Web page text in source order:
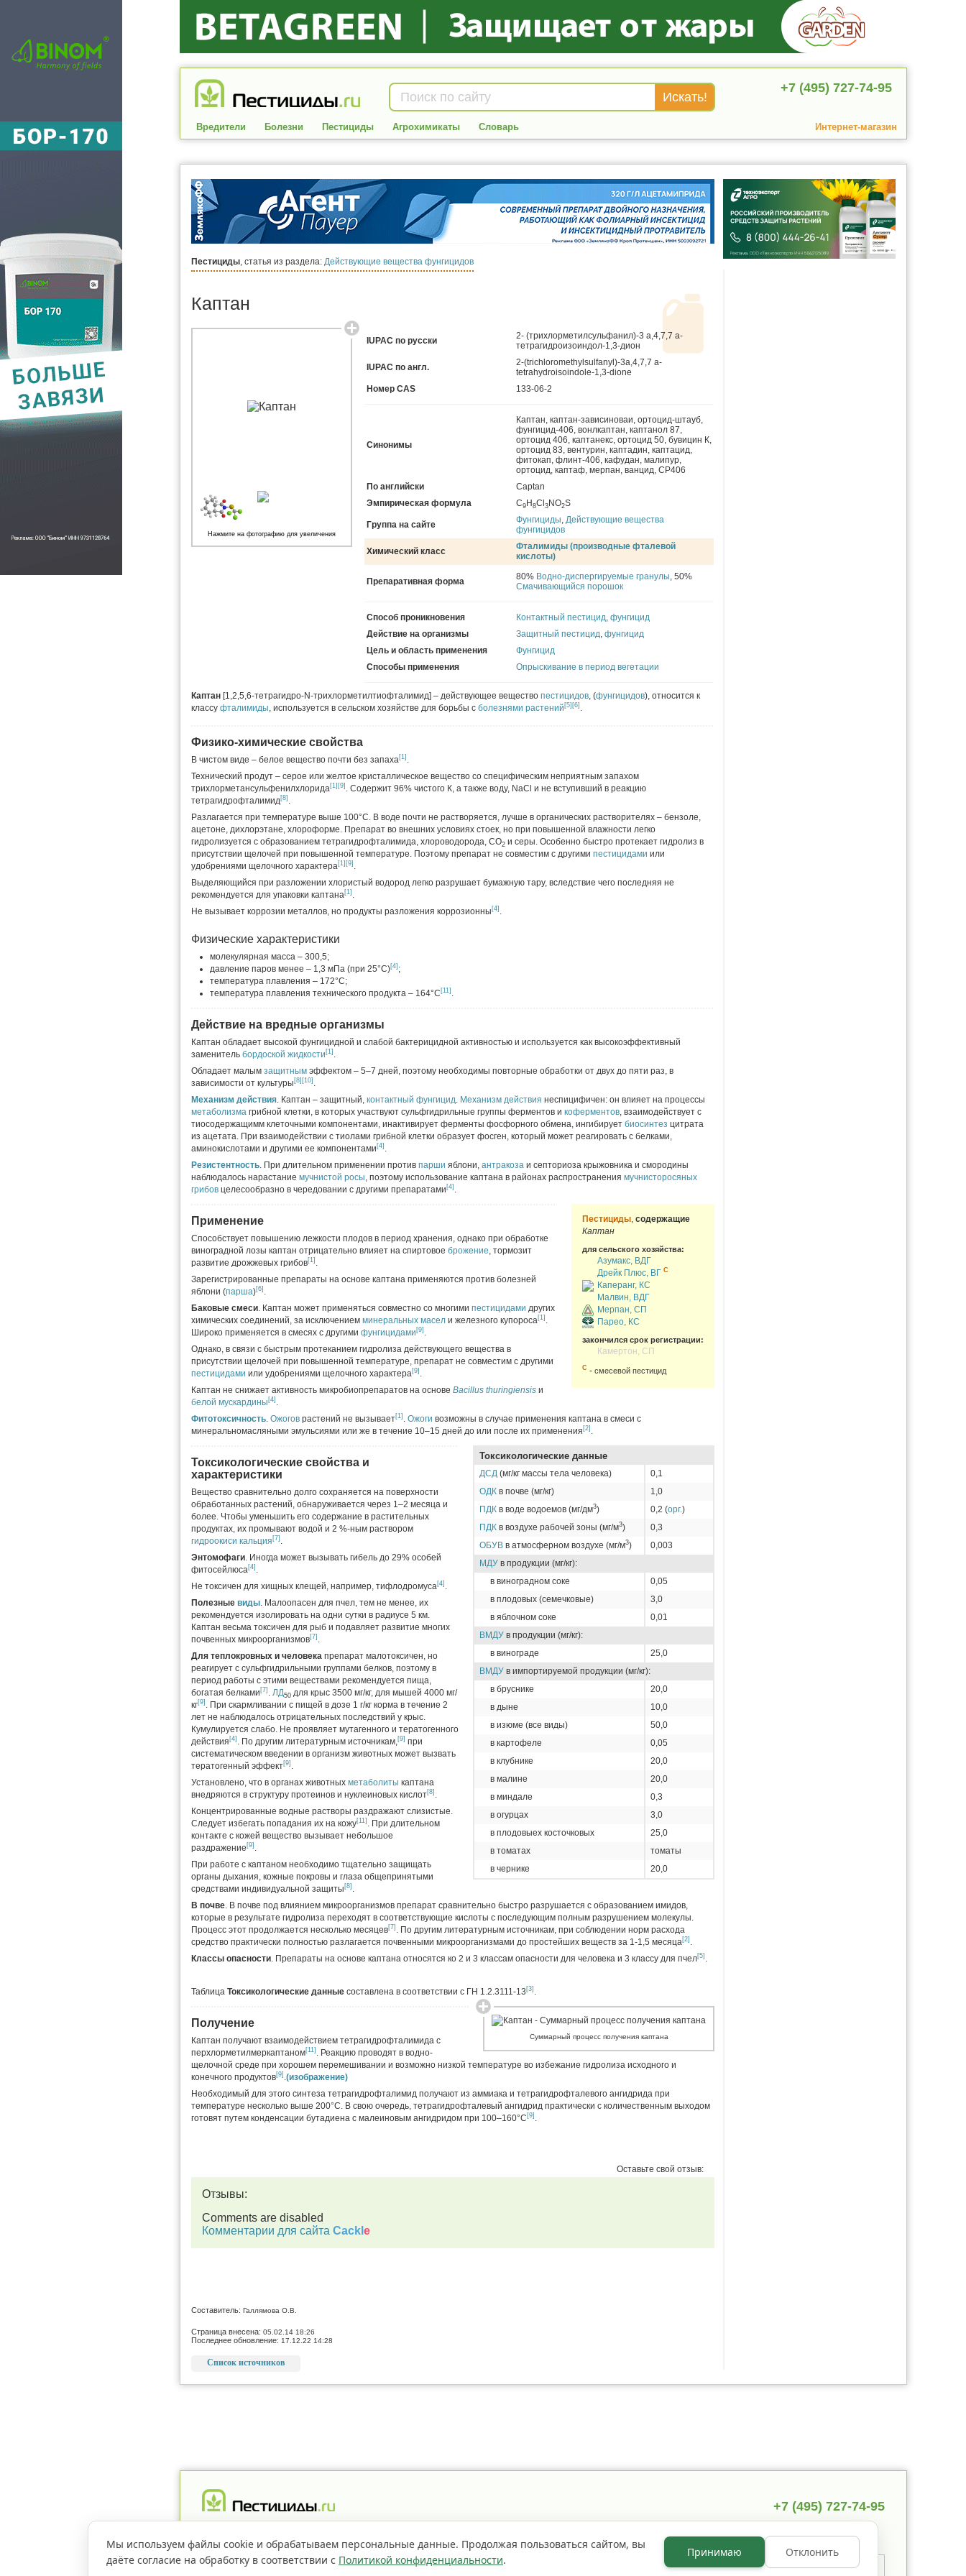
+7 (495) 727-74-95
Вредители Болезни Пестициды Агрохимикаты Словарь Интернет-магазин
Пестициды, статья из раздела: Действующие вещества фунгицидов
Каптан
IUPAC по русски
2- (трихлорметилсульфанил)-3 a,4,7,7 a-
тетрагидроизоиндол-1,3-дион
IUPAC по англ.
2-(trichloromethylsulfanyl)-3a,4,7,7 a-
tetrahydroisoindole-1,3-dione
Номер CAS
133-06-2
Синонимы
Каптан, каптан-зависиноваи, ортоцид-штауб,
фунгицид-406, вонлкаптан, каптанол 87,
ортоцид 406, каптанекс, ортоцид 50, бувицин К,
ортоцид 83, вентурин, каптадин, каптацид,
фитокап, флинт-406, кафудан, малипур,
ортоцид, каптаф, мерпан, ванцид, СР406
По английски
Captan
Эмпирическая формула
С9 Н 8Cl 3 NО2S
Группа на сайте Фунгициды, Действующие вещества
фунгицидов
Химический класс
Фталимиды (производные фталевой
кислоты)
Препаративная форма 80% Водно-диспергируемые гранулы, 50%
Смачивающийся порошок
Способ проникновения Контактный пестицид, фунгицид
Действие на организмы
Защитный пестицид, фунгицид
Цель и область применения
Фунгицид
Способы применения
Опрыскивание в период вегетации
Нажмите на фотографию для увеличения
Каптан [1,2,5,6-тетрагидро-N-трихлорметилтиофталимид] – действующее вещество пестицидов, (фунгицидов), относится к
классу фталимиды, используется в сельском хозяйстве для борьбы с болезнями растений [5] [6] .
Физико-химические свойства
В чистом виде – белое вещество почти без запаха[1] .
Технический продут – серое или желтое кристаллическое вещество со специфическим неприятным запахом
трихлорметансульфенилхлорида[1] [9] . Содержит 96% чистого К, а также воду, NaCl и не вступивший в реакцию
тетрагидрофталимид[8] .
Разлагается при температуре выше 100°C. В воде почти не растворяется, лучше в органических растворителях – бензоле,
ацетоне, дихлорэтане, хлороформе. Препарат во внешних условиях стоек, но при повышенной влажности легко
гидролизуется с образованием тетрагидрофталимида, хлороводорода, CO2 и серы. Особенно быстро протекает гидролиз в
присутствии щелочей при повышенной температуре. Поэтому препарат не совместим с другими пестицидами или
удобрениями щелочного характера[1] [9] .
Выделяющийся при разложении хлористый водород легко разрушает бумажную тару, вследствие чего последняя не
рекомендуется для упаковки каптана[1] .
Не вызывает коррозии металлов, но продукты разложения коррозионны [4] .
Физические характеристики
молекулярная масса – 300,5;
давление паров менее – 1,3 мПа (при 25°C)[4] ;
температура плавления – 172°C;
температура плавления технического продукта – 164°C [11] .
Действие на вредные организмы
Каптан обладает высокой фунгицидной и слабой бактерицидной активностью и используется как высокоэффективный
заменитель бордоской жидкости [1] .
Обладает малым защитным эффектом – 5–7 дней, поэтому необходимы повторные обработки от двух до пяти раз, в
зависимости от культуры [8] [10] .
Механизм действия. Каптан – защитный, контактный фунгицид. Механизм действия неспицифичен: он влияет на процессы
метаболизма грибной клетки, в которых участвуют сульфгидрильные группы ферментов и коферментов, взаимодействует с
тиосодержащимм клеточными компонентами, инактивирует ферменты фосфорного обмена, ингибирует биосинтез цитрата
из ацетата. При взаимодействии с тиолами грибной клетки образует фосген, который может реагировать с белками,
аминокислотами и другими ее компонентами [4] .
Резистентность. При длительном применении против парши яблони, антракоза и септориоза крыжовника и смородины
наблюдалось нарастание мучнистой росы, поэтому использование каптана в районах распространения мучнисторосяных
грибов целесообразно в чередовании с другими препаратами [4] .
Пестициды, содержащие
Каптан
для сельского хозяйства:
Азумакс, ВДГ
Дрейк Плюс, ВГ C
Каперанг, КС
Малвин, ВДГ
Мерпан, СП
Парео, КС
закончился срок регистрации:
Камертон, СП
С - смесевой пестицид
Применение
Способствует повышению лежкости плодов в период хранения, однако при обработке
виноградной лозы каптан отрицательно влияет на спиртовое брожение, тормозит
развитие дрожжевых грибов[1] .
Зарегистрированные препараты на основе каптана применяются против болезней
яблони (парша)[6] .
Баковые смеси. Каптан может применяться совместно со многими пестицидами других
химических соединений, за исключением минеральных масел и железного купороса[1] .
Широко применяется в смесях с другими фунгицидами [9] .
Однако, в связи с быстрым протеканием гидролиза действующего вещества в
присутствии щелочей при повышенной температуре, препарат не совместим с другими
пестицидами или удобрениями щелочного характера[9] .
Каптан не снижает активность микробиопрепаратов на основе Bacillus thuringiensis и
белой мускардины [4] .
Фитотоксичность. Ожогов растений не вызывает[1] . Ожоги возможны в случае применения каптана в смеси с
минеральномасляными эмульсиями или же в течение 10–15 дней до или после их применения [2] .
Токсикологические данные
ДСД (мг/кг массы тела человека)
0,1
ОДК в почве (мг/кг)
1,0
ПДК в воде водоемов (мг/дм3) 0,2 (орг.)
ПДК в воздухе рабочей зоны (мг/м3)
0,3
ОБУВ в атмосферном воздухе (мг/м3)
0,003
МДУ в продукции (мг/кг):
в виноградном соке
0,05
в плодовых (семечковые)
3,0
в яблочном соке
0,01
ВМДУ в продукции (мг/кг):
в винограде
25,0
ВМДУ в импортируемой продукции (мг/кг):
в бруснике
20,0
в дыне
10,0
в изюме (все виды)
50,0
в картофеле
0,05
в клубнике
20,0
в малине
20,0
в миндале
0,3
в огурцах
3,0
в плодовыех косточковых
25,0
в томатах
томаты
в чернике
20,0
Токсикологические свойства и
характеристики
Вещество сравнительно долго сохраняется на поверхности
обработанных растений, обнаруживается через 1–2 месяца и
более. Чтобы уменьшить его содержание в растительных
продуктах, их промывают водой и 2 %-ным раствором
гидроокиси кальция [7] .
Энтомофаги. Иногда может вызывать гибель до 29% особей
фитосейлюса[4] .
Не токсичен для хищных клещей, например, тифлодромуса[4] .
Полезные виды. Малоопасен для пчел, тем не менее, их
рекомендуется изолировать на одни сутки в радиусе 5 км.
Каптан весьма токсичен для рыб и подавляет развитие многих
почвенных микроорганизмов[7] .
Для теплокровных и человека препарат малотоксичен, но
реагирует с сульфгидрильными группами белков, поэтому в
период работы с этими веществами рекомендуется пища,
богатая белками [7] . ЛД50 для крыс 3500 мг/кг, для мышей 4000 мг/
кг[9] . При скармливании с пищей в дозе 1 г/кг корма в течение 2
лет не наблюдалось отрицательных последствий у крыс.
Кумулируется слабо. Не проявляет мутагенного и тератогенного
действия [4] . По другим литературным источникам,[9] при
систематическом введении в организм животных может вызвать
тератогенный эффект[9] .
Установлено, что в органах животных метаболиты каптана
внедряются в структуру протеинов и нуклеиновых кислот[8] .
Концентрированные водные растворы раздражают слизистые.
Следует избегать попадания их на кожу[11] . При длительном
контакте с кожей вещество вызывает небольшое
раздражение [9] .
При работе с каптаном необходимо тщательно защищать
органы дыхания, кожные покровы и глаза общепринятыми
средствами индивидуальной защиты [8] .
В почве. В почве под влиянием микроорганизмов препарат сравнительно быстро разрушается с образованием имидов,
которые в результате гидролиза переходят в соответствующие кислоты с последующим полным разрушением молекулы.
Процесс этот продолжается несколько месяцев[7] . По другим литературным источникам, при соблюдении норм расхода
средство практически полностью разлагается почвенными микроорганизмами до простейших веществ за 1-1,5 месяца[2] .
Классы опасности. Препараты на основе каптана относятся ко 2 и 3 классам опасности для человека и 3 классу для пчел[5] .
Таблица Токсикологические данные составлена в соответствии с ГН 1.2.3111-13 [3] .
Cуммарный процесс получения каптана
Получение
Каптан получают взаимодействием тетрагидрофталимида с
перхлорметилмеркаптаном[11] . Реакцию проводят в водно-
щелочной среде при хорошем перемешивании и возможно низкой температуре во избежание гидролиза исходного и
конечного продуктов[9] .(изображение)
Необходимый для этого синтеза тетрагидрофталимид получают из аммиака и тетрагидрофталевого ангидрида при
температуре несколько выше 200°C. В свою очередь, тетрагидрофталевый ангидрид практически с количественным выходом
готовят путем конденсации бутадиена с малеиновым ангидридом при 100–160°C [9] .
Оставьте свой отзыв:
Отзывы:
Comments are disabled
Комментарии для сайта Cackl e
Составитель: Галлямова О.В.
Страница внесена: 05.02.14 18:26
Последнее обновление: 17.12.22 14:28
Список источников
+7 (495) 727-74-95
Если не указано иное, содержимое
страницы сайта доступно по лицензииCC BY NC 3.0.
Мы используем файлы cookie и обрабатываем персональные данные. Продолжая пользоваться сайтом, вы
даёте согласие на обработку в соответствии с Политикой конфиденциальности.
Принимаю Отклонить